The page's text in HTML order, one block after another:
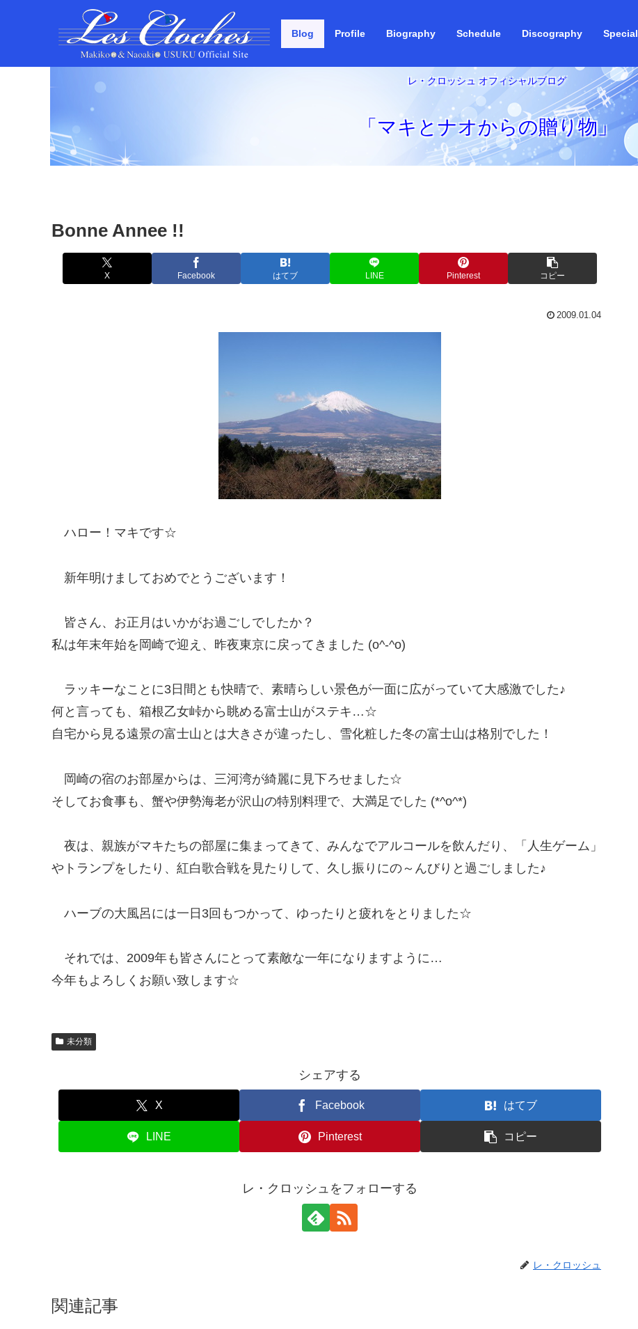
Blog Profile Biography Schedule Discography Special
レ・クロッシュ オフィシャルブログ
「マキとナオからの贈り物」
Bonne Annee !!
X Facebook はてブ LINE Pinterest コピー
2009.01.04
ハロー！マキです☆
新年明けましておめでとうございます！
皆さん、お正月はいかがお過ごしでしたか？
私は年末年始を岡崎で迎え、昨夜東京に戻ってきました (o^-^o)
ラッキーなことに3日間とも快晴で、素晴らしい景色が一面に広がっていて大感激でした♪
何と言っても、箱根乙女峠から眺める富士山がステキ…☆
自宅から見る遠景の富士山とは大きさが違ったし、雪化粧した冬の富士山は格別でした！
岡崎の宿のお部屋からは、三河湾が綺麗に見下ろせました☆
そしてお食事も、蟹や伊勢海老が沢山の特別料理で、大満足でした (*^o^*)
夜は、親族がマキたちの部屋に集まってきて、みんなでアルコールを飲んだり、「人生ゲーム」
やトランプをしたり、紅白歌合戦を見たりして、久し振りにの～んびりと過ごしました♪
ハーブの大風呂には一日3回もつかって、ゆったりと疲れをとりました☆
それでは、2009年も皆さんにとって素敵な一年になりますように…
今年もよろしくお願い致します☆
未分類
シェアする
X Facebook はてブ
LINE Pinterest コピー
レ・クロッシュをフォローする
レ・クロッシュ
関連記事